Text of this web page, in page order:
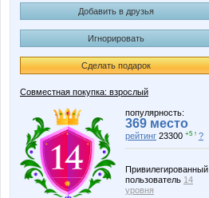
Добавить в друзья
Игнорировать
Сделать подарок
Совместная покупка: взрослый
популярность:
369 место
рейтинг 23300 +5 ↑ ?
Привилегированный
пользователь 14
уровня